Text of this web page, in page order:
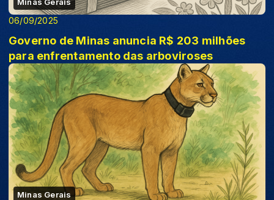
06/09/2025
Governo de Minas anuncia R$ 203 milhões
para enfrentamento das arboviroses
Minas Gerais